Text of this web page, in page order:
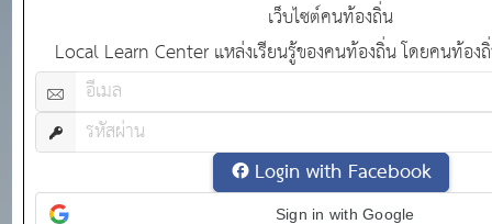
เว็บไซต์คนท้องถิ่น
Local Learn Center แหล่งเรียนรู้ของคนท้องถิ่น โดยคนท้อ
Login with Facebook
Sign in with Google